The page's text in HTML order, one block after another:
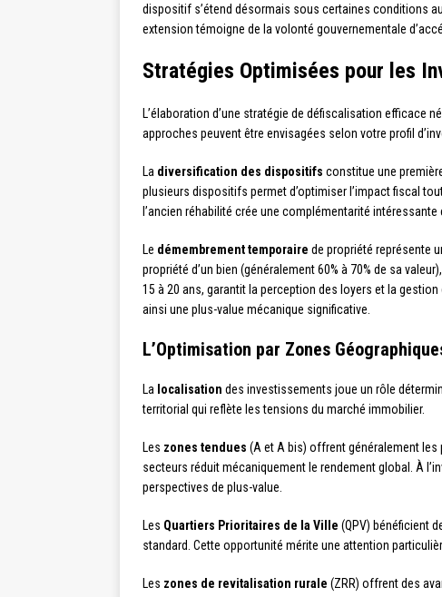
dispositif s’étend désormais sous certaines conditions
extension témoigne de la volonté gouvernementale
Stratégies Optimisées pour les
L’élaboration d’une stratégie de défiscalisation
approches peuvent être envisagées selon votre profil
La diversification des dispositifs constitue une
plusieurs dispositifs permet d’optimiser l’impact fiscal
l’ancien réhabilité crée une complémentarité
Le démembrement temporaire de propriété représente
propriété d’un bien (généralement 60% à 70% de sa
15 à 20 ans, garantit la perception des loyers et la
ainsi une plus-value mécanique significative.
L’Optimisation par Zones
La localisation des investissements joue un rôle
territorial qui reflète les tensions du marché immobilier.
Les zones tendues (A et A bis) offrent généralement les
secteurs réduit mécaniquement le rendement global. À
perspectives de plus-value.
Les Quartiers Prioritaires de la Ville (QPV) bénéficient
standard. Cette opportunité mérite une attention
Les zones de revitalisation rurale (ZRR) offrent des